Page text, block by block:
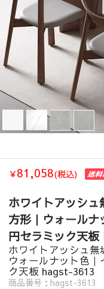
￥81,058(税込)
ホワイトアッシ
方形｜ウォール
円セラミック天
ホワイトアッシュ無
ウォールナット色
ク天板 hagst-3613
商品番号：hagst-3613